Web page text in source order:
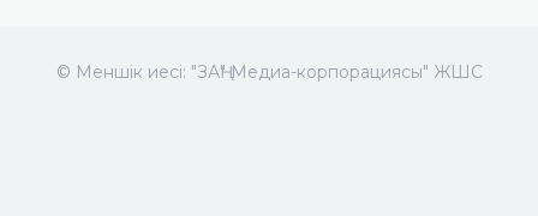
© Меншік иесі: "ЗАҢ" Медиа-корпорациясы" ЖШС